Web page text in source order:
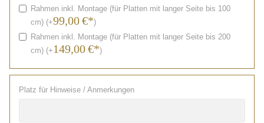
Rahmen inkl. Montage (für Platten mit langer Seite bis 100
cm) (+99,00€*)
Rahmen inkl. Montage (für Platten mit langer Seite bis 200
cm) (+149,00€*)
Platz für Hinweise / Anmerkungen